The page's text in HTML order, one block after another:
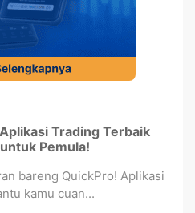
Trading Terbaik
Pemula!
bareng QuickPro! Aplikasi
kamu cuan...